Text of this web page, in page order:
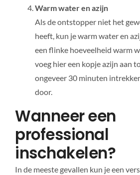
Warm water en azijn
Als de ontstopper niet het
heeft, kun je warm water en
een flinke hoeveelheid warm
voeg hier een kopje azijn aan
ongeveer 30 minuten
door.
Wanneer een
professional
inschakelen?
In de meeste gevallen kun je een